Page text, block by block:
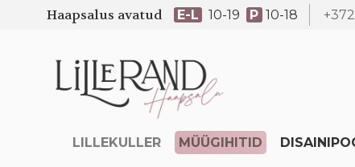
Haapsalus avatud E-L 10-19 P 10-18
LILLEKULLER MÜÜGIHITID